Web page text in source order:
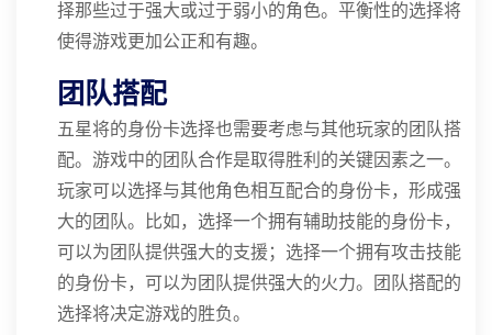
择那些过于强大或过于弱小的角色。平衡性的选择将
使得游戏更加公正和有趣。
团队搭配
五星将的身份卡选择也需要考虑与其他玩家的团队搭
配。游戏中的团队合作是取得胜利的关键因素之一。
玩家可以选择与其他角色相互配合的身份卡，形成强
大的团队。比如，选择一个拥有辅助技能的身份卡，
可以为团队提供强大的支援；选择一个拥有攻击技能
的身份卡，可以为团队提供强大的火力。团队搭配的
选择将决定游戏的胜负。